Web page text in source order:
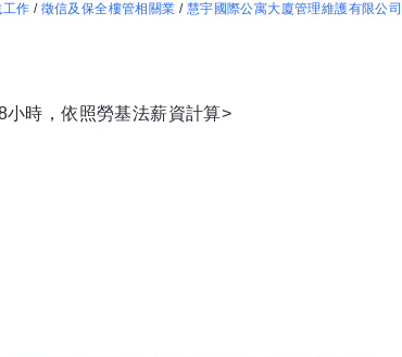
工作 / 徵信及保全樓管相關業 / 慧宇國際公寓大廈管理維護有限公司
小時，依照勞基法薪資計算>